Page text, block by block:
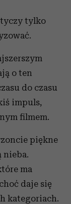
tylko
o ten
do czasu
impuls,
filmem.
piękne
nieba.
ma
daje się
kategoriach.